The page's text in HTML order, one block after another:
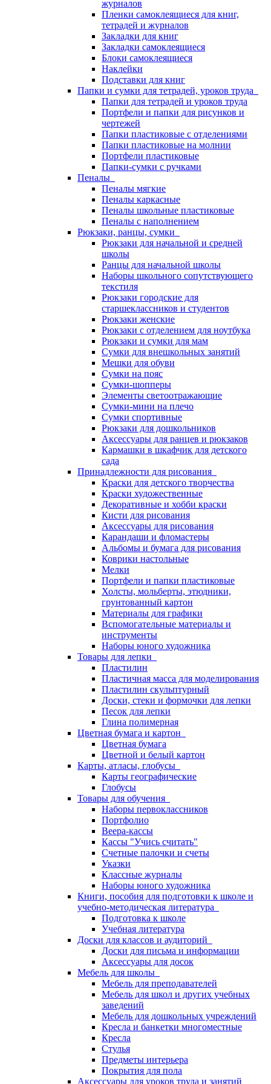
журналов
Пленки самоклеящиеся для книг,
тетрадей и журналов
Закладки для книг
Закладки самоклеящиеся
Блоки самоклеящиеся
Наклейки
Подставки для книг
Папки и сумки для тетрадей, уроков труда
Папки для тетрадей и уроков труда
Портфели и папки для рисунков и
чертежей
Папки пластиковые с отделениями
Папки пластиковые на молнии
Портфели пластиковые
Папки-сумки с ручками
Пеналы
Пеналы мягкие
Пеналы каркасные
Пеналы школьные пластиковые
Пеналы с наполнением
Рюкзаки, ранцы, сумки
Рюкзаки для начальной и средней
школы
Ранцы для начальной школы
Наборы школьного сопутствующего
текстиля
Рюкзаки городские для
старшеклассников и студентов
Рюкзаки женские
Рюкзаки с отделением для ноутбука
Рюкзаки и сумки для мам
Сумки для внешкольных занятий
Мешки для обуви
Сумки на пояс
Сумки-шопперы
Элементы светоотражающие
Сумки-мини на плечо
Сумки спортивные
Рюкзаки для дошкольников
Аксессуары для ранцев и рюкзаков
Кармашки в шкафчик для детского
сада
Принадлежности для рисования
Краски для детского творчества
Краски художественные
Декоративные и хобби краски
Кисти для рисования
Аксессуары для рисования
Карандаши и фломастеры
Альбомы и бумага для рисования
Коврики настольные
Мелки
Портфели и папки пластиковые
Холсты, мольберты, этюдники,
грунтованный картон
Материалы для графики
Вспомогательные материалы и
инструменты
Наборы юного художника
Товары для лепки
Пластилин
Пластичная масса для моделирования
Пластилин скульптурный
Доски, стеки и формочки для лепки
Песок для лепки
Глина полимерная
Цветная бумага и картон
Цветная бумага
Цветной и белый картон
Карты, атласы, глобусы
Карты географические
Глобусы
Товары для обучения
Наборы первоклассников
Портфолио
Веера-кассы
Кассы "Учись считать"
Счетные палочки и счеты
Указки
Классные журналы
Наборы юного художника
Книги, пособия для подготовки к школе и
учебно-методическая литература
Подготовка к школе
Учебная литература
Доски для классов и аудиторий
Доски для письма и информации
Аксессуары для досок
Мебель для школы
Мебель для преподавателей
Мебель для школ и других учебных
заведений
Мебель для дошкольных учреждений
Кресла и банкетки многоместные
Кресла
Стулья
Предметы интерьера
Покрытия для пола
Аксессуары для уроков труда и занятий